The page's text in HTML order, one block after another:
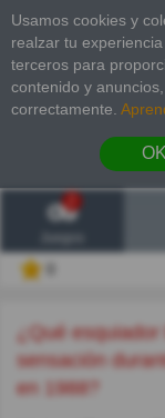
Usamos cookies y
realzar tu
terceros para
contenido y
correctamente.
OK
2
¿Qué esquiador británico se convirtió en una
sensación
en 1988?